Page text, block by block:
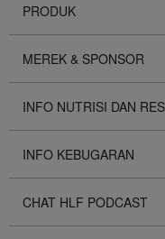
PRODUK
MEREK & SPONSOR
INFO NUTRISI DAN
INFO KEBUGARAN
CHAT HLF PODCAST